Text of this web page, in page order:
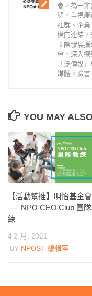
會，為一
態，重視
社群、企
橫向連結
國際發展
會，深入
「泛傳媒
媒體。臉
YOU MAY
【活動幫推】明怡基金會
── NPO CEO Club 團
練
4 2 月, 2021
BY NPOST 編輯室